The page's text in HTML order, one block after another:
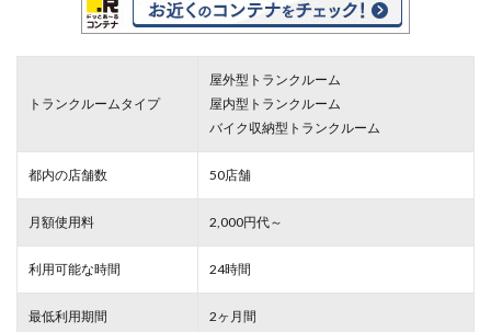
トランクルームタイプ
屋外型トランクルーム
屋内型トランクルーム
バイク収納型トランクルーム
都内の店舗数 50店舗
月額使用料 2,000円代～
利用可能な時間 24時間
最低利用期間 2ヶ月間